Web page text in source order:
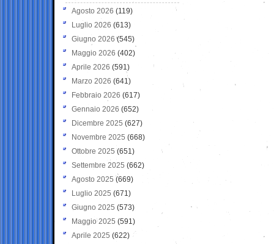
Agosto 2026 (119)
Luglio 2026 (613)
Giugno 2026 (545)
Maggio 2026 (402)
Aprile 2026 (591)
Marzo 2026 (641)
Febbraio 2026 (617)
Gennaio 2026 (652)
Dicembre 2025 (627)
Novembre 2025 (668)
Ottobre 2025 (651)
Settembre 2025 (662)
Agosto 2025 (669)
Luglio 2025 (671)
Giugno 2025 (573)
Maggio 2025 (591)
Aprile 2025 (622)